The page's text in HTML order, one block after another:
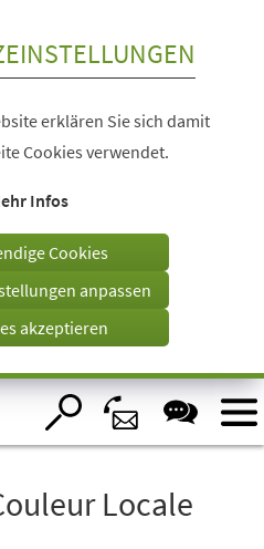
erklären Sie sich damit
Cookies verwendet.
Infos
Cookies
anpassen
akzeptieren
Locale